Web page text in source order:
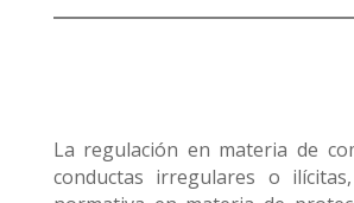
La regulación en materia de
conductas irregulares o